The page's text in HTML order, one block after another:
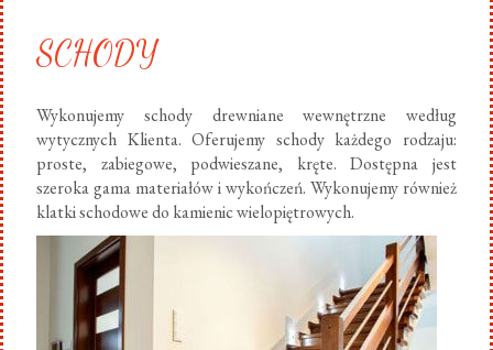
SCHODY
Wykonujemy schody drewniane wewnętrzne według
wytycznych Klienta. Oferujemy schody każdego rodzaju:
proste, zabiegowe, podwieszane, kręte. Dostępna jest
szeroka gama materiałów i wykończeń. Wykonujemy również
klatki schodowe do kamienic wielopiętrowych.